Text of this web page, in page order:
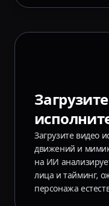
Загрузите видео
движений и
на ИИ
лица и тайминг,
персонажа